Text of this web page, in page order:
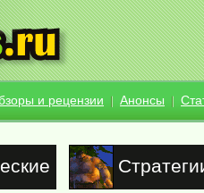
и рецензии Анонсы